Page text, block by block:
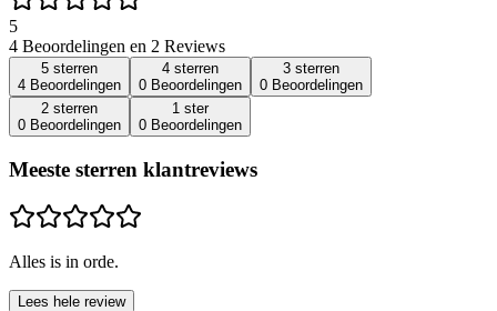
5
4 Beoordelingen en 2 Reviews
5 sterren
4 Beoordelingen
4 sterren
0 Beoordelingen
3 sterren
0 Beoordelingen
2 sterren
0 Beoordelingen
1 ster
0 Beoordelingen
Meeste sterren klantreviews
Alles is in orde.
Lees hele review